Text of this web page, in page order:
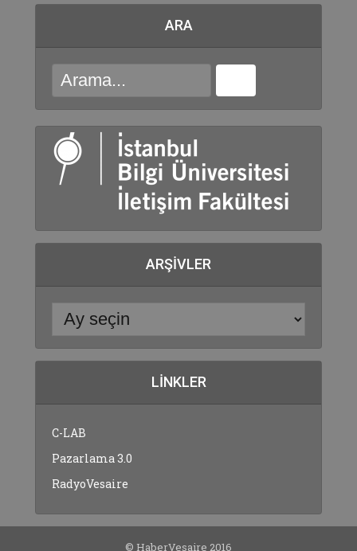
ARA
ARŞIVLER
LINKLER
C-LAB
Pazarlama 3.0
RadyoVesaire
© HaberVesaire 2016